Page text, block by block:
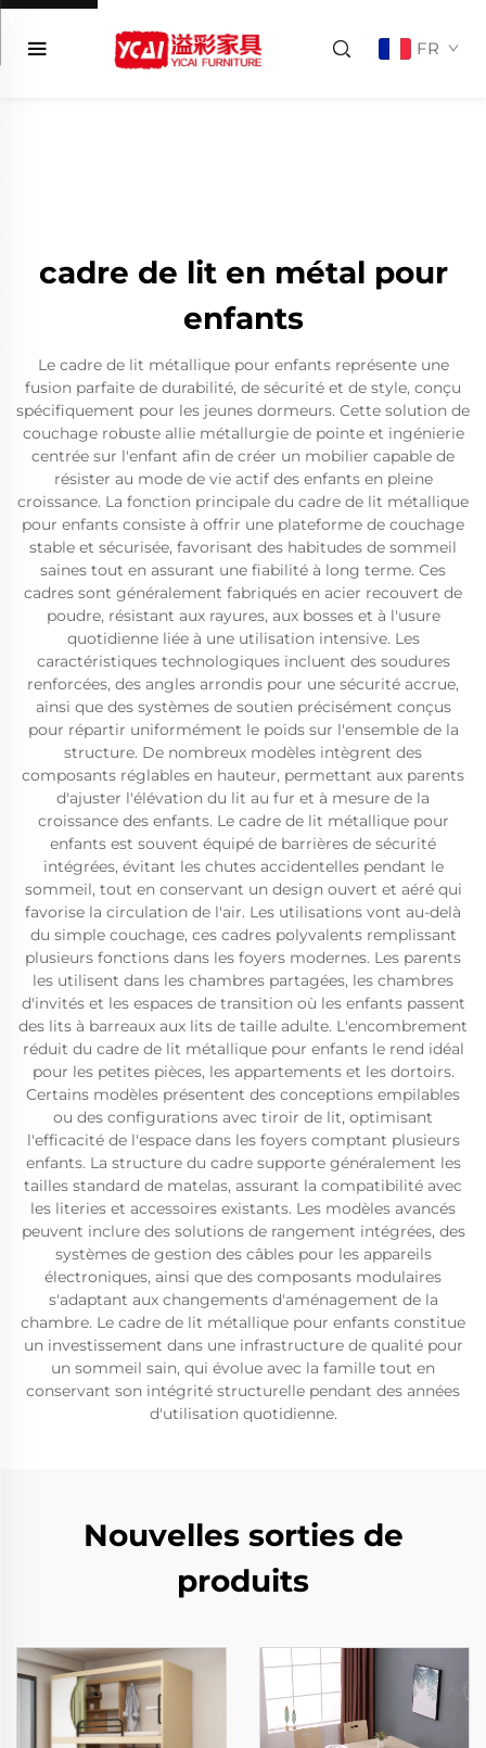
FR
cadre de lit en métal pour
enfants
Le cadre de lit métallique pour enfants représente une
fusion parfaite de durabilité, de sécurité et de style, conçu
spécifiquement pour les jeunes dormeurs. Cette solution de
couchage robuste allie métallurgie de pointe et ingénierie
centrée sur l'enfant afin de créer un mobilier capable de
résister au mode de vie actif des enfants en pleine
croissance. La fonction principale du cadre de lit métallique
pour enfants consiste à offrir une plateforme de couchage
stable et sécurisée, favorisant des habitudes de sommeil
saines tout en assurant une fiabilité à long terme. Ces
cadres sont généralement fabriqués en acier recouvert de
poudre, résistant aux rayures, aux bosses et à l'usure
quotidienne liée à une utilisation intensive. Les
caractéristiques technologiques incluent des soudures
renforcées, des angles arrondis pour une sécurité accrue,
ainsi que des systèmes de soutien précisément conçus
pour répartir uniformément le poids sur l'ensemble de la
structure. De nombreux modèles intègrent des
composants réglables en hauteur, permettant aux parents
d'ajuster l'élévation du lit au fur et à mesure de la
croissance des enfants. Le cadre de lit métallique pour
enfants est souvent équipé de barrières de sécurité
intégrées, évitant les chutes accidentelles pendant le
sommeil, tout en conservant un design ouvert et aéré qui
favorise la circulation de l'air. Les utilisations vont au-delà
du simple couchage, ces cadres polyvalents remplissant
plusieurs fonctions dans les foyers modernes. Les parents
les utilisent dans les chambres partagées, les chambres
d'invités et les espaces de transition où les enfants passent
des lits à barreaux aux lits de taille adulte. L'encombrement
réduit du cadre de lit métallique pour enfants le rend idéal
pour les petites pièces, les appartements et les dortoirs.
Certains modèles présentent des conceptions empilables
ou des configurations avec tiroir de lit, optimisant
l'efficacité de l'espace dans les foyers comptant plusieurs
enfants. La structure du cadre supporte généralement les
tailles standard de matelas, assurant la compatibilité avec
les literies et accessoires existants. Les modèles avancés
peuvent inclure des solutions de rangement intégrées, des
systèmes de gestion des câbles pour les appareils
électroniques, ainsi que des composants modulaires
s'adaptant aux changements d'aménagement de la
chambre. Le cadre de lit métallique pour enfants constitue
un investissement dans une infrastructure de qualité pour
un sommeil sain, qui évolue avec la famille tout en
conservant son intégrité structurelle pendant des années
d'utilisation quotidienne.
Nouvelles sorties de
produits